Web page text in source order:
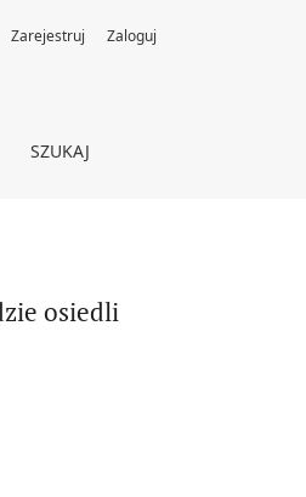
w Łodzi
SZUKAJ
Zarejestruj Zaloguj
osiedli